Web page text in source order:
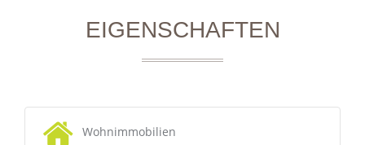
EIGENSCHAFTEN
Wohnimmobilien